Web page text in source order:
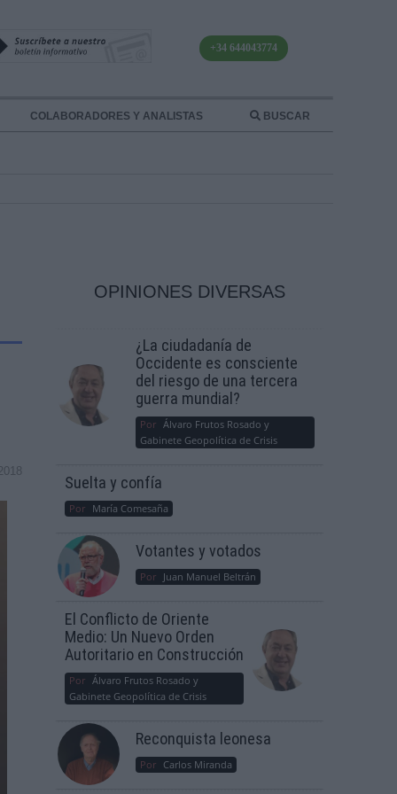
+34 644043774
COLABORADORES Y ANALISTAS BUSCAR
OPINIONES DIVERSAS
¿La ciudadanía de
Occidente es consciente
del riesgo de una tercera
guerra mundial?
Por Álvaro Frutos Rosado y
Gabinete Geopolítica de Crisis
Suelta y confía
Por María Comesaña
Votantes y votados
Por Juan Manuel Beltrán
El Conflicto de Oriente
Medio: Un Nuevo Orden
Autoritario en Construcción
Por Álvaro Frutos Rosado y
Gabinete Geopolítica de Crisis
Reconquista leonesa
Por Carlos Miranda